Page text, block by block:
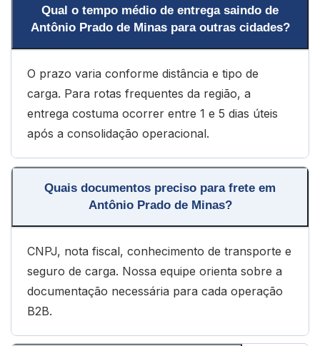
Qual o tempo médio de entrega saindo de
Antônio Prado de Minas para outras cidades?
O prazo varia conforme distância e tipo de
carga. Para rotas frequentes da região, a
entrega costuma ocorrer entre 1 e 5 dias úteis
após a consolidação operacional.
Quais documentos preciso para frete em
Antônio Prado de Minas?
CNPJ, nota fiscal, conhecimento de transporte e
seguro de carga. Nossa equipe orienta sobre a
documentação necessária para cada operação
B2B.